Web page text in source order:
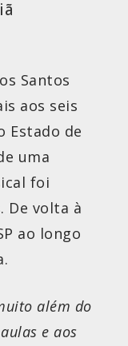
Santos
aos seis
Estado de
uma
foi
De volta à
ao longo
além do
e aos